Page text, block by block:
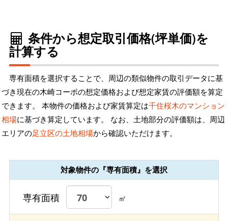
条件から想定取引価格(坪単価)を
計算する
専有面積を選択することで、周辺の類似物件の取引データに基
づき現在の木崎コーポの想定価格および想定家賃の評価額を算定
できます。 本物件の価格および家賃算定は千住桜木のマンション
相場に基づき算定しています。 なお、土地部分の評価額は、周辺
エリアの足立区の土地相場から確認いただけます。
対象物件の『専有面積』を選択
専有面積 ㎡